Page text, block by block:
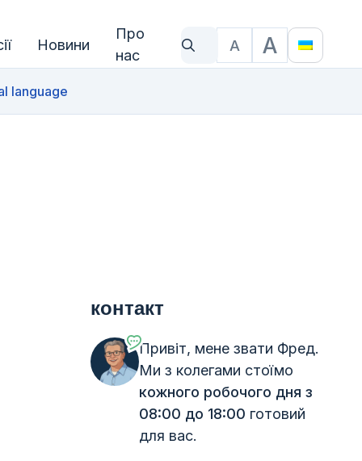
Новини
Про
нас
Що ти шукаєш?
Розмір тексту
A A
language
контакт
Привіт, мене звати Фред.
Ми з колегами стоїмо
кожного робочого дня з
08:00 до 18:00 готовий
для вас.